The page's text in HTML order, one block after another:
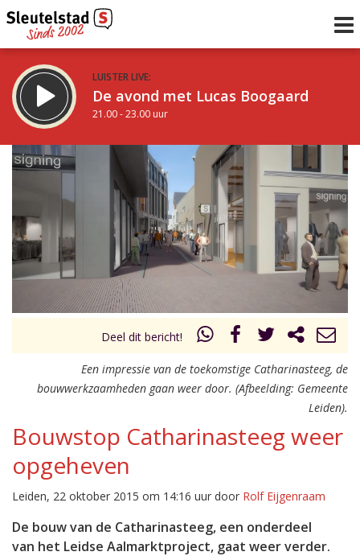
LUISTER LIVE:
De avond met Lucas Boogaard
21.00 - 23.00 uur
STRAKS:
De avond van Sleutelstad
uur 1 van 0 Volgend uur
Inklappen
Deel dit bericht!
Een impressie van de toekomstige Catharinasteeg, de
bouwwerkzaamheden gaan weer door. (Afbeelding: Gemeente
Leiden).
Bouwstop Catharinasteeg weer
opgeheven
Leiden, 22 oktober 2015 om 14:16 uur door Rolf Eijgenraam
De bouw van de Catharinasteeg, een onderdeel
van het Leidse Aalmarktproject, gaat weer verder.